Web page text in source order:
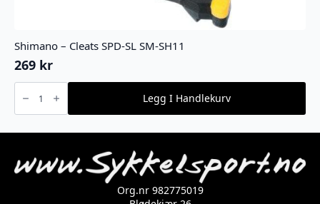
Shimano – Cleats SPD-SL SM-SH11
269 kr
Shimano
Cleats
SPD-
SH11
Legg I Handlekurv
Org.nr 982775019